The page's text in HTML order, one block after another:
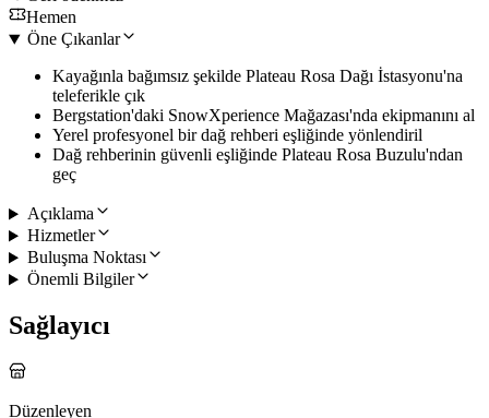
Hemen
Öne Çıkanlar
Kayağınla bağımsız şekilde Plateau Rosa Dağı İstasyonu'na
teleferikle çık
Bergstation'daki SnowXperience Mağazası'nda ekipmanını al
Yerel profesyonel bir dağ rehberi eşliğinde yönlendiril
Dağ rehberinin güvenli eşliğinde Plateau Rosa Buzulu'ndan
geç
Açıklama
Hizmetler
Buluşma Noktası
Önemli Bilgiler
Sağlayıcı
Düzenleyen